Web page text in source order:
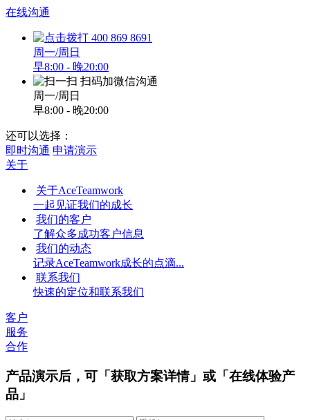
在线沟通
400 869 8691
周一/周日
早8:00 - 晚20:00
扫码加微信沟通
周一/周日
早8:00 - 晚20:00
还可以选择：
即时沟通 申请演示
关于
关于AceTeamwork
一起见证我们的成长
我们的客户
了解众多成功客户信息
我们的动态
记录AceTeamwork成长的点滴...
联系我们
快速的定位和联系我们
客户
服务
合作
产品演示后，可「获取方案详情」或「在线体验产
品」